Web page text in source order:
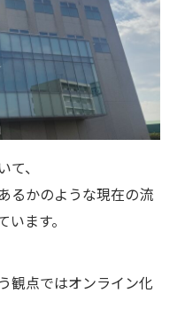
、
るかのような現在の流
ます。
観点ではオンライン化